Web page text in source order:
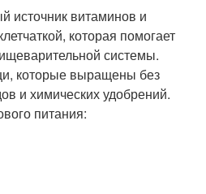
источник витаминов и
которая помогает
системы.
которые выращены без
и химических удобрений.
питания: